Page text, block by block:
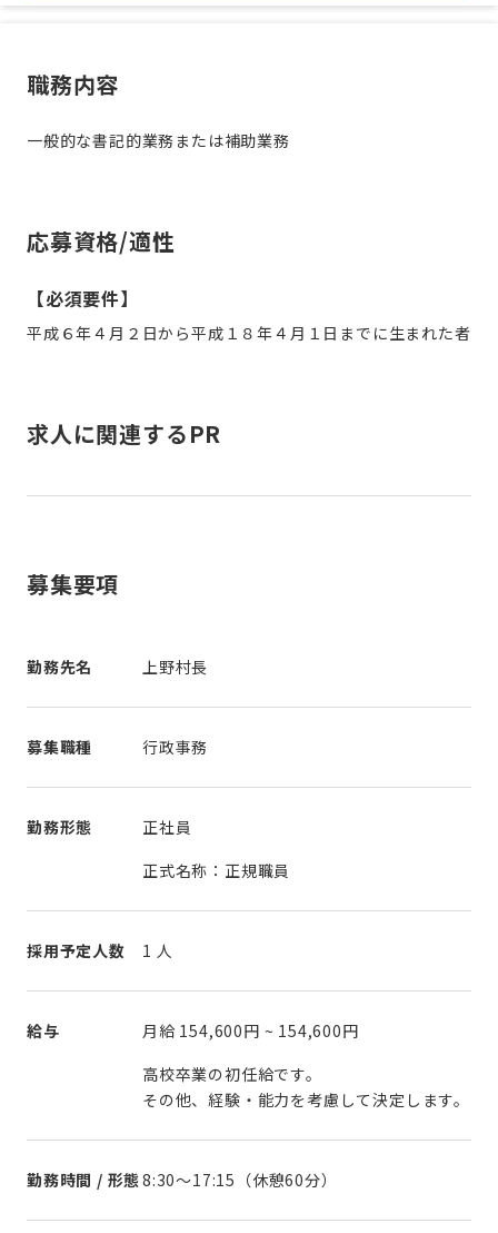
職務内容
一般的な書記的業務または補助業務
応募資格/適性
【必須要件】
平成６年４月２日から平成１８年４月１日までに生まれた者
求人に関連するPR
募集要項
勤務先名 上野村長
募集職種 行政事務
勤務形態
正社員
正式名称：正規職員
採用予定人数 1 人
給与 月給 154,600円 ~ 154,600円
高校卒業の初任給です。
その他、経験・能力を考慮して決定します。
勤務時間 / 形態8:30～17:15（休憩60分）